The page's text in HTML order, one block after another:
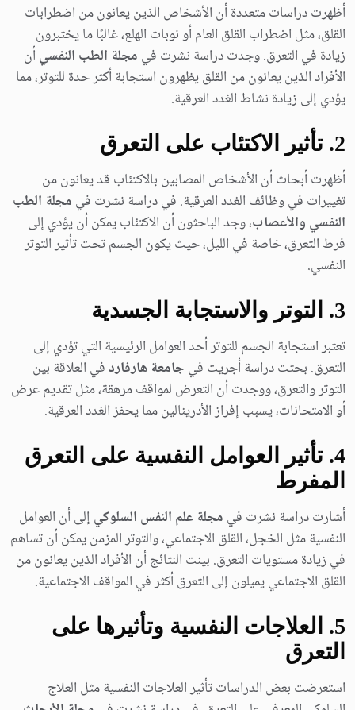
أظهرت دراسات متعددة أن الأشخاص الذين يعانون من اضطرابات
القلق، مثل اضطراب القلق العام أو نوبات الهلع، غالبًا ما يختبرون
زيادة في التعرق. وجدت دراسة نشرت في مجلة الطب النفسي أن
الأفراد الذين يعانون من القلق يظهرون استجابة أكثر حدة للتوتر، مما
يؤدي إلى زيادة نشاط الغدد العرقية.
2. تأثير الاكتئاب على التعرق
أظهرت أبحاث أن الأشخاص المصابين بالاكتئاب قد يعانون من
تغييرات في وظائف الغدد العرقية. في دراسة نشرت في مجلة الطب
النفسي والأعصاب، وجد الباحثون أن الاكتئاب يمكن أن يؤدي إلى
فرط التعرق، خاصة في الليل، حيث يكون الجسم تحت تأثير التوتر
النفسي.
3. التوتر والاستجابة الجسدية
تعتبر استجابة الجسم للتوتر أحد العوامل الرئيسية التي تؤدي إلى
التعرق. بحثت دراسة أجريت في جامعة هارفاردفي العلاقة بين
التوتر والتعرق، ووجدت أن التعرض لمواقف مرهقة، مثل تقديم عرض
أو الامتحانات، يسبب إفراز الأدرينالين مما يحفز الغدد العرقية.
4. تأثير العوامل النفسية على التعرق
المفرط
أشارت دراسة نشرت في مجلة علم النفس السلوكي إلى أن العوامل
النفسية مثل الخجل، القلق الاجتماعي، والتوتر المزمن يمكن أن تساهم
في زيادة مستويات التعرق. بينت النتائج أن الأفراد الذين يعانون من
القلق الاجتماعي يميلون إلى التعرق أكثر في المواقف الاجتماعية.
5. العلاجات النفسية وتأثيرها على
التعرق
استعرضت بعض الدراسات تأثير العلاجات النفسية مثل العلاج